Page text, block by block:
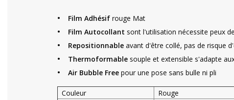
• Film Adhésif rouge Mat
• Film Autocollant sont l'utilisation nécessite peux
• Repositionnable avant d'être collé, pas de risque
• Thermoformable souple et extensible s'adapte
• Air Bubble Free pour une pose sans bulle ni pli
Couleur
Rouge